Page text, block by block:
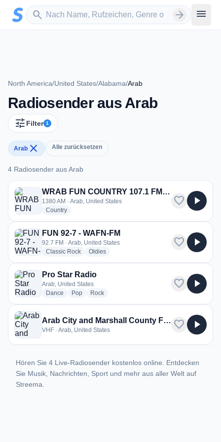
Zum Hauptinhalt springen
search
Sender suchen arrow_forward menu
North America/United States/Alabama/Arab
Radiosender aus Arab
tune Filter 1
Arab close Alle zurücksetzen
4 Radiosender aus Arab
4 Radiosender aus Arab
WRAB FUN COUNTRY 107.1 FM - WRAB
1380 AM · Arab, United States
Countryradio stations
favorite play_arrow
FUN 92-7 - WAFN-FM
92.7 FM · Arab, United States
Classic Rockradio stations
Oldiesradio stations
favorite play_arrow
Pro Star Radio
Arab, United States
Dance radio stations
Popradio stations
Rockradio stations
favorite play_arrow
Arab City and Marshall County Fire Rescue
VHF · Arab, United States favorite play_arrow
Hören Sie 4 Live-Radiosender kostenlos online. Entdecken
Sie Musik, Nachrichten, Sport und mehr aus aller Welt auf
Streema.